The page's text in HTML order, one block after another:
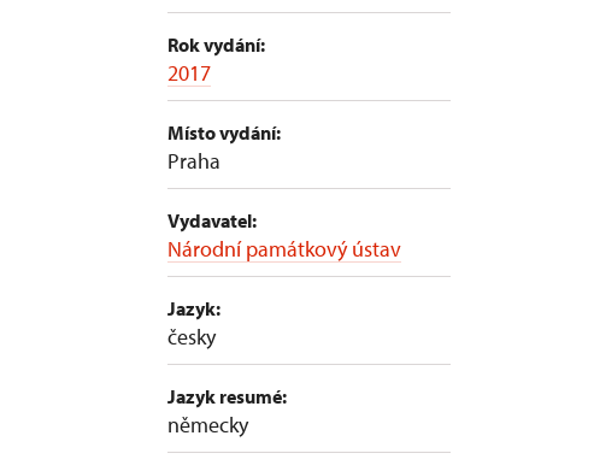
Rok vydání:
2017
Místo vydání:
Praha
Vydavatel:
Národní památkový ústav
Jazyk:
česky
Jazyk resumé:
německy